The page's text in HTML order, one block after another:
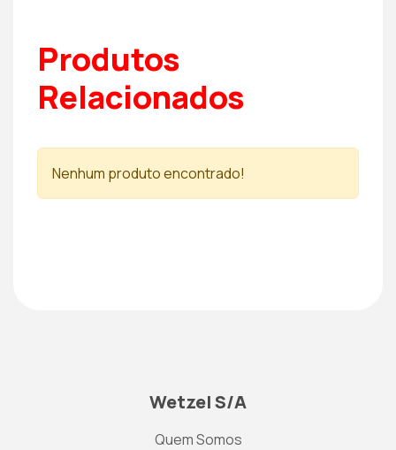
Produtos
Relacionados
Nenhum produto encontrado!
Wetzel S/A
Quem Somos